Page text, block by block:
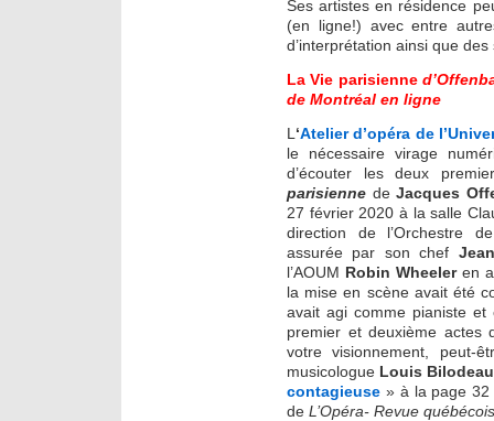
Ses artistes en résidence
(en ligne!) avec entre
d’interprétation ainsi que
La Vie parisienne
de Montréal en ligne
L ‘Atelier d’opéra de
le nécessaire virage
d’écouter les deux
parisienne deJacques
27 février 2020 à la salle
direction de l’Orchestre
assurée par son chef
l’AOUM Robin Wheeleren
la mise en scène avait été
avait agi comme pianiste
premier et deuxième actes
votre visionnement, peut-
musicologue Louis Bilodeau
contagieuse » à la page
de L’Opéra- Revue